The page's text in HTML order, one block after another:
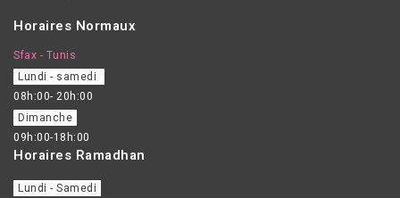
Horaires Normaux
Sfax - Tunis
Lundi - samedi
08h:00- 20h:00
Dimanche
09h:00-18h:00
Horaires Ramadhan
Lundi - Samedi